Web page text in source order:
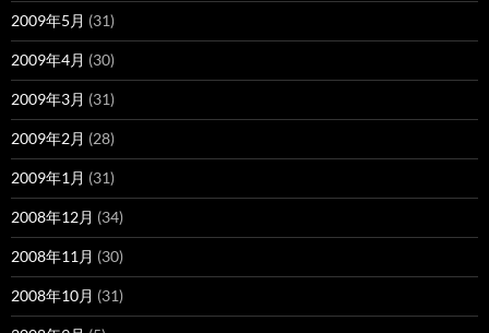
2009年5月 (31)
2009年4月 (30)
2009年3月 (31)
2009年2月 (28)
2009年1月 (31)
2008年12月 (34)
2008年11月 (30)
2008年10月 (31)